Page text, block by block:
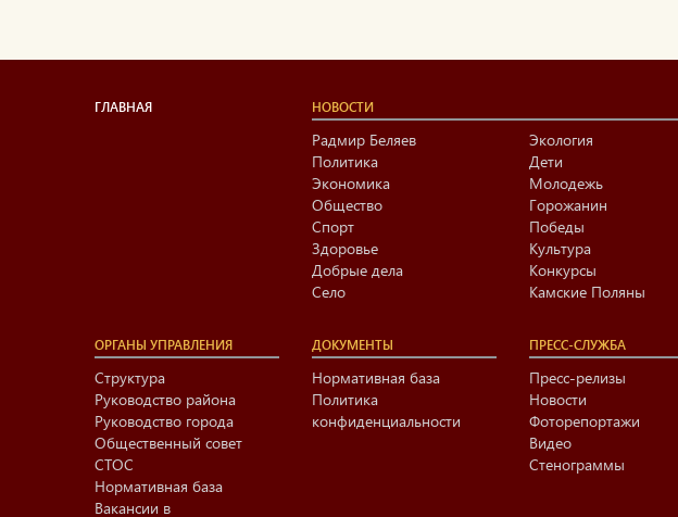
ГЛАВНАЯ НОВОСТИ
Радмир Беляев
Политика
Экономика
Общество
Спорт
Здоровье
Добрые дела
Село
Экология
Дети
Молодежь
Горожанин
Победы
Культура
Конкурсы
Камские Поляны
ОРГАНЫ УПРАВЛЕНИЯ
Структура
Руководство района
Руководство города
Общественный совет
СТОС
Нормативная база
Вакансии в
ДОКУМЕНТЫ
Нормативная база
Политика
конфиденциальности
ПРЕСС-СЛУЖБА
Пресс-релизы
Новости
Фоторепортажи
Видео
Стенограммы